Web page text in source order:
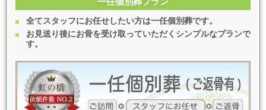
全てスタッフにお任せしたい方は一任個別葬です。
お見送り後にお骨を受け取っていただくシンプルなプランで
す。